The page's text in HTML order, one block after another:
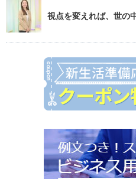
視点を変えれば、世